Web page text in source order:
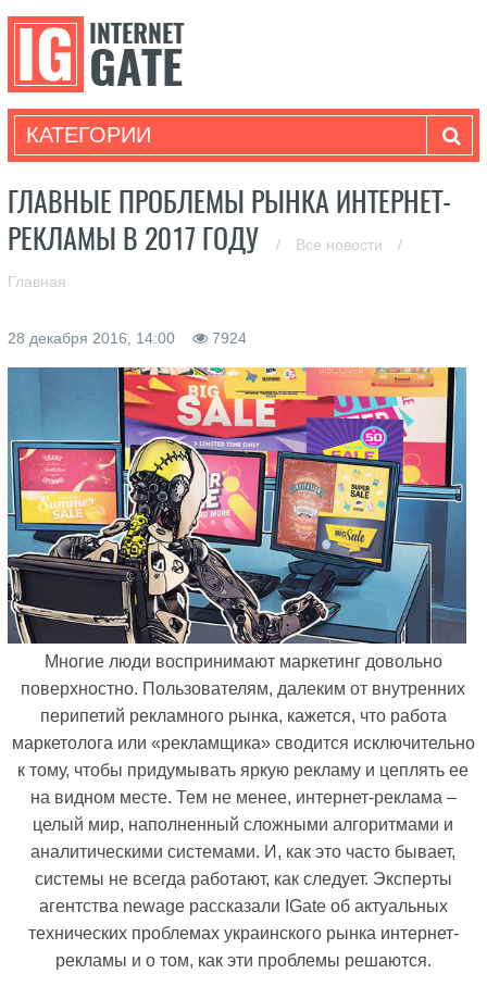
КАТЕГОРИИ
ГЛАВНЫЕ ПРОБЛЕМЫ РЫНКА ИНТЕРНЕТ-
РЕКЛАМЫ В 2017 ГОДУ
/ Все новости /
Главная
28 декабря 2016, 14:00 7924
Многие люди воспринимают маркетинг довольно
поверхностно. Пользователям, далеким от внутренних
перипетий рекламного рынка, кажется, что работа
маркетолога или «рекламщика» сводится исключительно
к тому, чтобы придумывать яркую рекламу и цеплять ее
на видном месте. Тем не менее, интернет-реклама –
целый мир, наполненный сложными алгоритмами и
аналитическими системами. И, как это часто бывает,
системы не всегда работают, как следует. Эксперты
агентства newage рассказали IGate об актуальных
технических проблемах украинского рынка интернет-
рекламы и о том, как эти проблемы решаются.